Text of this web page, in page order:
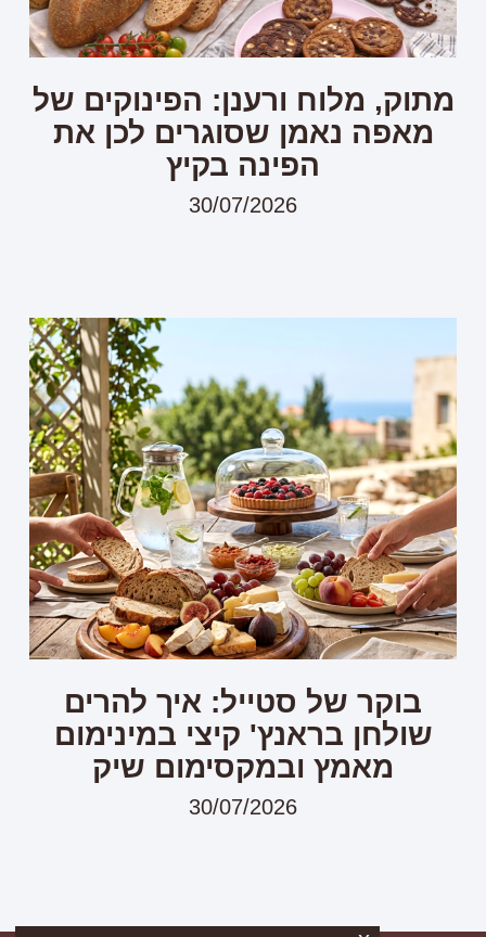
מתוק, מלוח ורענן: הפינוקים של
מאפה נאמן שסוגרים לכן את
הפינה בקיץ
30/07/2026
בוקר של סטייל: איך להרים
שולחן בראנץ' קיצי במינימום
מאמץ ובמקסימום שיק
30/07/2026